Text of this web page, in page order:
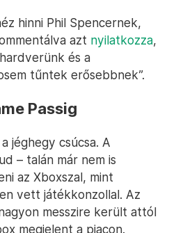
hinni Phil Spencernek,
azt nyilatkozza,
és a
tűntek erősebbnek”.
Passig
jéghegy csúcsa. A
– talán már nem is
az Xboxszal, mint
vett játékkonzollal. Az
messzire került attól
megjelent a piacon.